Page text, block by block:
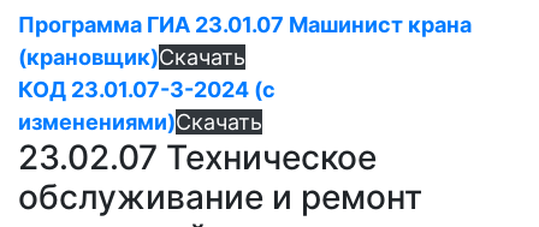
Программа ГИА 23.01.07 Машинист крана
(крановщик)Скачать
КОД 23.01.07-3-2024 (с
изменениями)Скачать
23.02.07 Техническое
обслуживание и ремонт